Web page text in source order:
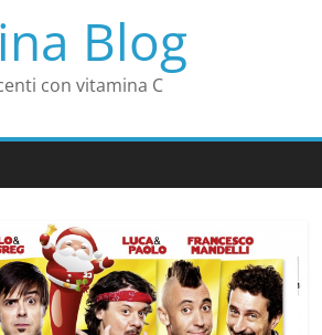
Blog
con vitamina C